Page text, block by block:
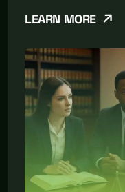
LEARN MORE